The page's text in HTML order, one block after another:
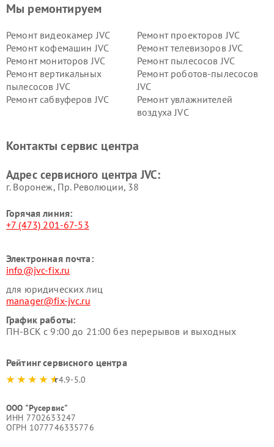
Мы ремонтируем
Ремонт видеокамер JVC
Ремонт проекторов JVC
Ремонт кофемашин JVC
Ремонт телевизоров JVC
Ремонт мониторов JVC
Ремонт пылесосов JVC
Ремонт вертикальных
пылесосов JVC
Ремонт роботов-пылесосов
JVC
Ремонт сабвуферов JVC
Ремонт увлажнителей
воздуха JVC
Контакты сервис центра
Адрес сервисного центра JVC:
г. Воронеж, Пр. Революции, 38
Горячая линия:
+7 (473) 201-67-53
Электронная почта:
info@jvc-fix.ru
для юридических лиц
manager@fix-jvc.ru
График работы:
ПН-ВСК с 9:00 до 21:00 без перерывов и выходных
Рейтинг сервисного центра
4.9-5.0
ООО "Русервис"
ИНН 7702633247
ОГРН 1077746335776